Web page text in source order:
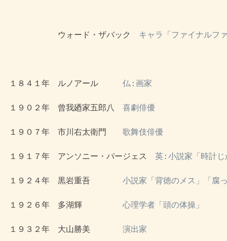
ウォード・ザバック キャラ「ファイナル
１８４１年　ルノアール 仏:画家
１９０２年　曾我廼家五郎八 喜劇俳優
１９０７年　市川右太衛門 歌舞伎俳優
１９１７年　アンソニー・バージェス 英:小説家「時計じ
１９２４年　黒岩重吾 小説家「背徳のメス」「腐
１９２６年　多湖輝 心理学者「頭の体操」
１９３２年　大山勝美 演出家